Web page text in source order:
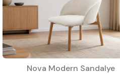
Nova Modern Sandalye